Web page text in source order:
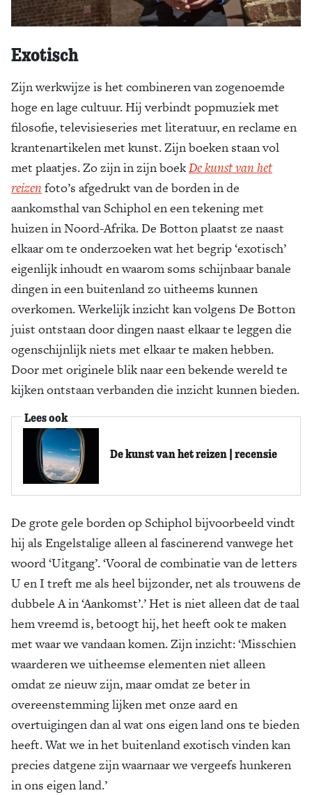
Exotisch
Zijn werkwijze is het combineren van zogenoemde
hoge en lage cultuur. Hij verbindt popmuziek met
filosofie, televisieseries met literatuur, en reclame en
krantenartikelen met kunst. Zijn boeken staan vol
met plaatjes. Zo zijn in zijn boekDe kunst van het
reizen foto’s afgedrukt van de borden in de
aankomsthal van Schiphol en een tekening met
huizen in Noord-Afrika. De Botton plaatst ze naast
elkaar om te onderzoeken wat het begrip ‘exotisch’
eigenlijk inhoudt en waarom soms schijnbaar banale
dingen in een buitenland zo uitheems kunnen
overkomen. Werkelijk inzicht kan volgens De Botton
juist ontstaan door dingen naast elkaar te leggen die
ogenschijnlijk niets met elkaar te maken hebben.
Door met originele blik naar een bekende wereld te
kijken ontstaan verbanden die inzicht kunnen bieden.
Lees ook
De kunst van het reizen | recensie
De grote gele borden op Schiphol bijvoorbeeld vindt
hij als Engelstalige alleen al fascinerend vanwege het
woord ‘Uitgang’. ‘Vooral de combinatie van de letters
U en I treft me als heel bijzonder, net als trouwens de
dubbele A in ‘Aankomst’.’ Het is niet alleen dat de taal
hem vreemd is, betoogt hij, het heeft ook te maken
met waar we vandaan komen. Zijn inzicht: ‘Misschien
waarderen we uitheemse elementen niet alleen
omdat ze nieuw zijn, maar omdat ze beter in
overeenstemming lijken met onze aard en
overtuigingen dan al wat ons eigen land ons te bieden
heeft. Wat we in het buitenland exotisch vinden kan
precies datgene zijn waarnaar we vergeefs hunkeren
in ons eigen land.’